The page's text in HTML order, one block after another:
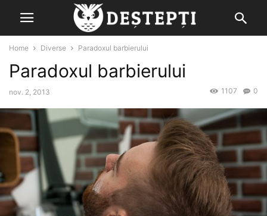
Home Diverse Paradoxul barbierului
Paradoxul barbierului
nov. 2, 2013 0
1107